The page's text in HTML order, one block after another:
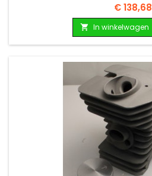
Prijs
€ 138,68
 In winkelwagen